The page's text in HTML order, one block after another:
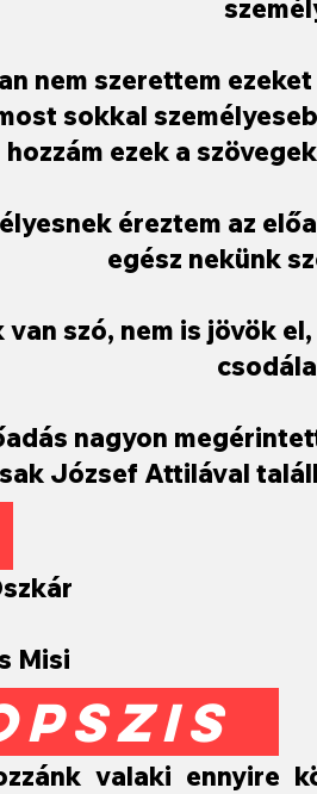
nem szerettem
sokkal
hozzám ezek a
éreztem az
egész nekünk
szó, nem is jövök
nagyon
József Attilával
Misi
valaki ennyire